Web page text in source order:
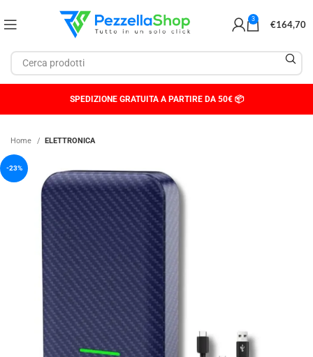
3 €164,70
SPEDIZIONE GRATUITA A PARTIRE DA 50€ 📦
Home ELETTRONICA
-23%